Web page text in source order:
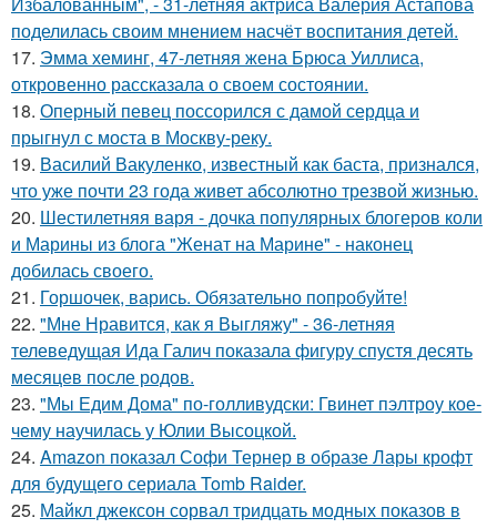
поделилась своим мнением насчёт воспитания детей.
17. Эмма хеминг, 47-летняя жена Брюса Уиллиса,
откровенно рассказала о своем состоянии.
18. Оперный певец поссорился с дамой сердца и
прыгнул с моста в Москву-реку.
19. Василий Вакуленко, известный как баста, признался,
что уже почти 23 года живет абсолютно трезвой жизнью.
20. Шестилетняя варя - дочка популярных блогеров коли
и Марины из блога "Женат на Марине" - наконец
добилась своего.
21. Горшочек, варись. Обязательно попробуйте!
22. "Мне Нравится, как я Выгляжу" - 36-летняя
телеведущая Ида Галич показала фигуру спустя десять
месяцев после родов.
23. "Мы Едим Дома" по-голливудски: Гвинет пэлтроу кое-
чему научилась у Юлии Высоцкой.
24. Amazon показал Софи Тернер в образе Лары крофт
для будущего сериала Tomb Raider.
25. Майкл джексон сорвал тридцать модных показов в